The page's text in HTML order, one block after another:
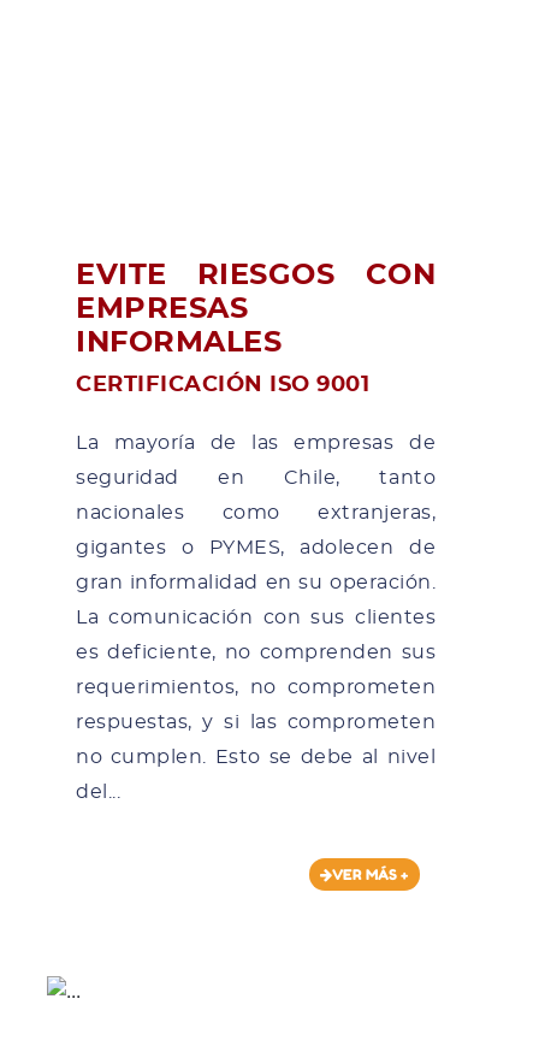
EVITE RIESGOS CON
EMPRESAS
INFORMALES
CERTIFICACIÓN ISO 9001
La mayoría de las empresas de
seguridad en Chile, tanto
nacionales como extranjeras,
gigantes o PYMES, adolecen de
gran informalidad en su operación.
La comunicación con sus clientes
es deficiente, no comprenden sus
requerimientos, no comprometen
respuestas, y si las comprometen
no cumplen. Esto se debe al nivel
del...
VER MÁS +